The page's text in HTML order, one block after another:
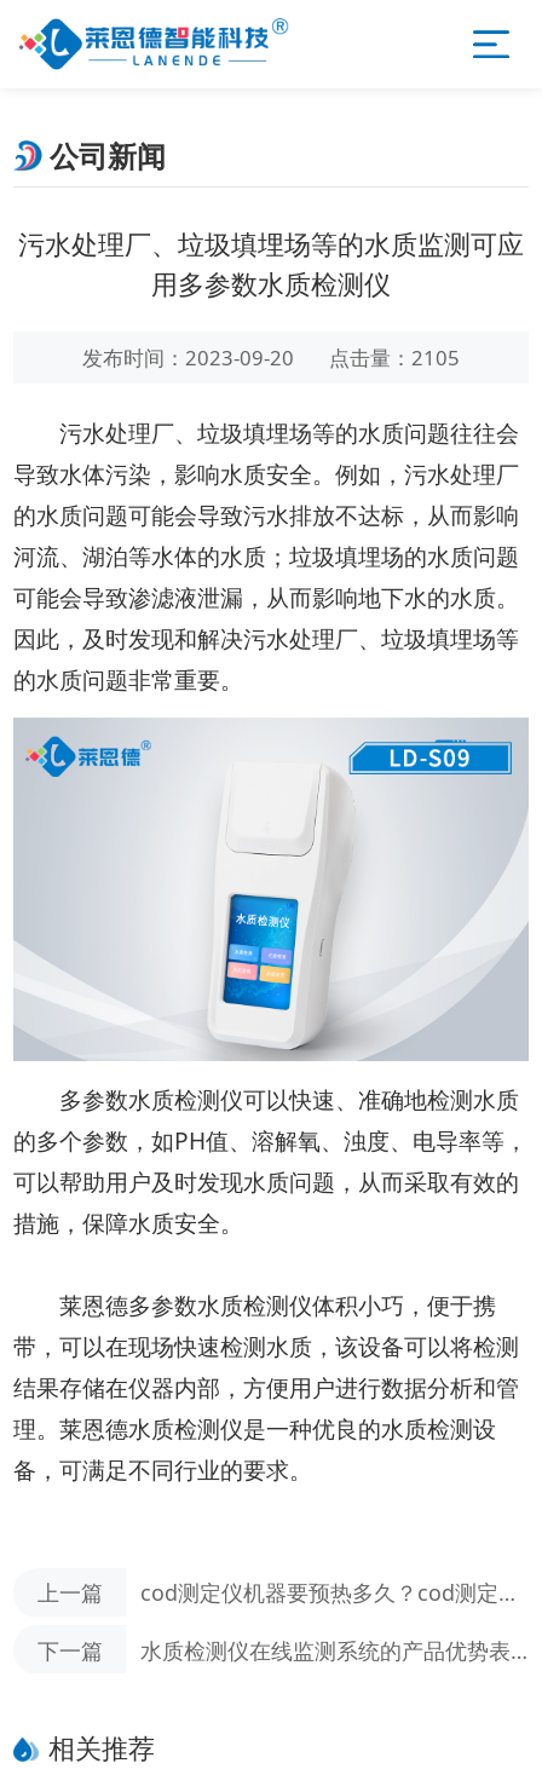
公司新闻
污水处理厂、垃圾填埋场等的水质监测可应
用多参数水质检测仪
发布时间：2023-09-20 点击量：2105
污水处理厂、垃圾填埋场等的水质问题往往会
导致水体污染，影响水质安全。例如，污水处理厂
的水质问题可能会导致污水排放不达标，从而影响
河流、湖泊等水体的水质；垃圾填埋场的水质问题
可能会导致渗滤液泄漏，从而影响地下水的水质。
因此，及时发现和解决污水处理厂、垃圾填埋场等
的水质问题非常重要。
多参数水质检测仪可以快速、准确地检测水质
的多个参数，如PH值、溶解氧、浊度、电导率等，
可以帮助用户及时发现水质问题，从而采取有效的
措施，保障水质安全。
莱恩德多参数水质检测仪体积小巧，便于携
带，可以在现场快速检测水质，该设备可以将检测
结果存储在仪器内部，方便用户进行数据分析和管
理。莱恩德水质检测仪是一种优良的水质检测设
备，可满足不同行业的要求。
上一篇
cod测定仪机器要预热多久？cod测定仪
操作注意事项分析
下一篇
水质检测仪在线监测系统的产品优势表
相关推荐